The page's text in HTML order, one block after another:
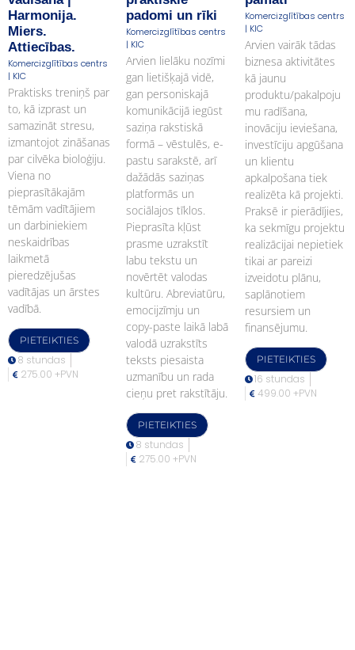
Harmonija.
Miers.
Attiecības.
Komercizglītības centrs
| KIC
Praktisks treniņš par
to, kā izprast un
samazināt stresu,
izmantojot zināšanas
par cilvēka bioloģiju.
Viena no
pieprasītākajām
tēmām vadītājiem
un darbiniekiem
neskaidrības
laikmetā
pieredzējušas
vadītājas un ārstes
vadībā.
PIETEIKTIES
8 stundas
275.00 +PVN
padomi un rīki
Komercizglītības centrs
| KIC
Arvien lielāku nozīmi
gan lietišķajā vidē,
gan personiskajā
komunikācijā iegūst
saziņa rakstiskā
formā – vēstulēs, e-
pastu sarakstē, arī
dažādās saziņas
platformās un
sociālajos tīklos.
Pieprasīta kļūst
prasme uzrakstīt
labu tekstu un
novērtēt valodas
kultūru. Abreviatūru,
emocijzīmju un
copy-paste laikā labā
valodā uzrakstīts
teksts piesaista
uzmanību un rada
cieņu pret rakstītāju.
PIETEIKTIES
8 stundas
275.00 +PVN
Komercizglītības centrs
| KIC
Arvien vairāk tādas
biznesa aktivitātes
kā jaunu
produktu/pakalpoju
mu radīšana,
inovāciju ieviešana,
investīciju apgūšana
un klientu
apkalpošana tiek
realizēta kā projekti.
Praksē ir pierādījies,
ka sekmīgu projektu
realizācijai nepietiek
tikai ar pareizi
izveidotu plānu,
saplānotiem
resursiem un
finansējumu.
PIETEIKTIES
16 stundas
499.00 +PVN